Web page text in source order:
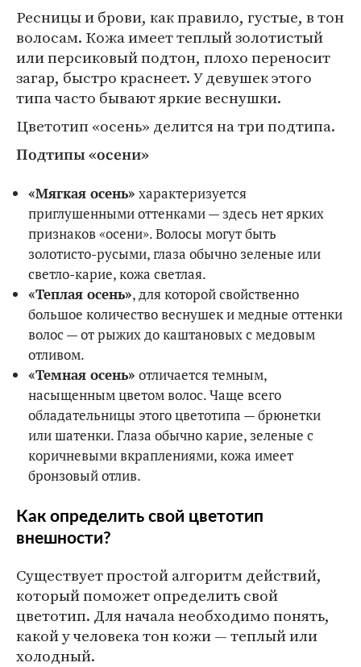
Ресницы и брови, как правило, густые, в тон
волосам. Кожа имеет теплый золотистый
или персиковый подтон, плохо переносит
загар, быстро краснеет. У девушек этого
типа часто бывают яркие веснушки.
Цветотип «осень» делится на три подтипа.
Подтипы «осени»
«Мягкая осень» характеризуется
приглушенными оттенками — здесь нет ярких
признаков «осени». Волосы могут быть
золотисто-русыми, глаза обычно зеленые или
светло-карие, кожа светлая.
«Теплая осень», для которой свойственно
большое количество веснушек и медные оттенки
волос — от рыжих до каштановых с медовым
отливом.
«Темная осень» отличается темным,
насыщенным цветом волос. Чаще всего
обладательницы этого цветотипа — брюнетки
или шатенки. Глаза обычно карие, зеленые с
коричневыми вкраплениями, кожа имеет
бронзовый отлив.
Как определить свой цветотип
внешности?
Существует простой алгоритм действий,
который поможет определить свой
цветотип. Для начала необходимо понять,
какой у человека тон кожи — теплый или
холодный.